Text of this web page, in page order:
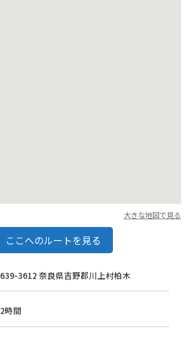
大きな地図で見る
ここへのルートを見る
639-3612 奈良県吉野郡川上村柏木
2時間